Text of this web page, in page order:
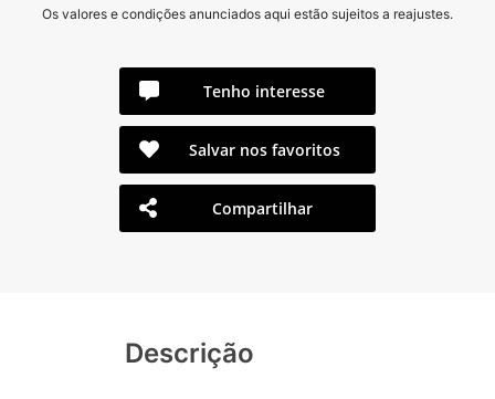
Os valores e condições anunciados aqui estão sujeitos a reajustes.
Tenho interesse
Salvar nos favoritos
Compartilhar
Descrição